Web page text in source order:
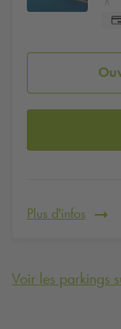
Plus d'infos
Voir les parkings